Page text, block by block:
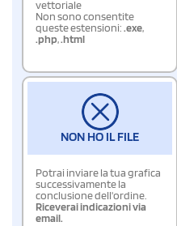
vettoriale
Non sono consentite
queste estensioni:.exe,
.php,.html
NON HO IL FILE
Potrai inviare la tua grafica
successivamente la
conclusione dell'ordine.
Riceverai indicazioni via
email.